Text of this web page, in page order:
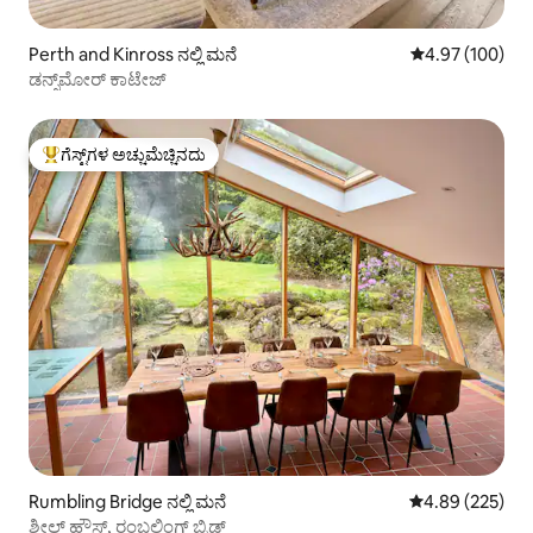
Perth and Kinross ನಲ್ಲಿ ಮನೆ 5 ರಲ್ಲಿ 4.97
4.97 (100)
ಡನ್ಸ್‌ಮೋರ್ ಕಾಟೇಜ್
ಗೆಸ್ಟ್‌ಗಳಿಗೆ ಅತಿ ಹೆಚ್ಚು ಅಚ್ಚುಮೆಚ್ಚಿನದು
ಗೆಸ್ಟ್‌ಗಳ ಅಚ್ಚುಮೆಚ್ಚಿನದು
Rumbling Bridge ನಲ್ಲಿ ಮನೆ 5 ರಲ್ಲಿ 4.89
4.89 (225)
ಶೀಲ್ ಹೌಸ್, ರಂಬಲಿಂಗ್ ಬ್ರಿಡ್ಜ್